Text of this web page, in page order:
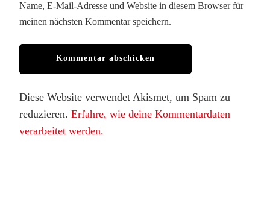
Name, E-Mail-Adresse und Website in diesem Browser für
meinen nächsten Kommentar speichern.
Diese Website verwendet Akismet, um Spam zu
reduzieren. Erfahre, wie deine Kommentardaten
verarbeitet werden.